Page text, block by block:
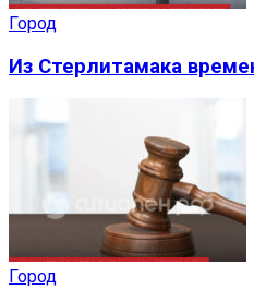
Город
Из Стерлитамака
Город